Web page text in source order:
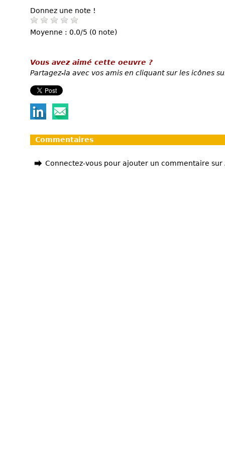
Donnez une note !
Moyenne : 0.0/5 (0 note)
Vous avez aimé cette oeuvre ?
Partagez-la avec vos amis en cliquant sur les icônes
Commentaires
Connectez-vous pour ajouter un commentaire sur